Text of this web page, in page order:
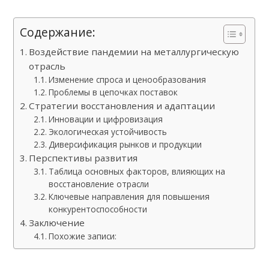
Содержание:
Воздействие пандемии на металлургическую
отрасль
Изменение спроса и ценообразования
Проблемы в цепочках поставок
Стратегии восстановления и адаптации
Инновации и цифровизация
Экологическая устойчивость
Диверсификация рынков и продукции
Перспективы развития
Таблица основных факторов, влияющих на
восстановление отрасли
Ключевые направления для повышения
конкурентоспособности
Заключение
Похожие записи: